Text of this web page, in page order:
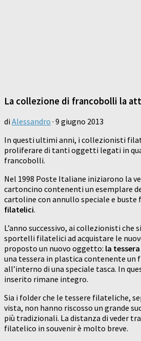
La collezione di francobolli la
di Alessandro · 9 giugno 2013
In questi ultimi anni, i collezionisti
proliferare di tanti oggetti legati in
francobolli.
Nel 1998 Poste Italiane iniziarono la
cartoncino contenenti un esemplare
cartoline con annullo speciale e buste
filatelici.
L’anno successivo, ai collezionisti che
sportelli filatelici ad acquistare le
proposto un nuovo oggetto: la
una tessera in plastica contenente un
all’interno di una speciale tasca. In
inserito rimane integro.
Sia i folder che le tessere filateliche,
vista, non hanno riscosso un grande
più tradizionali. La distanza di veder
filatelico in souvenir è molto breve.